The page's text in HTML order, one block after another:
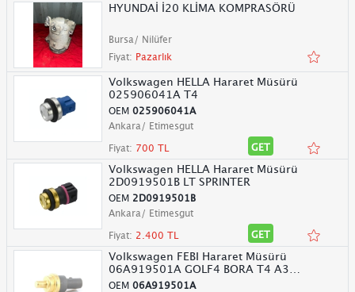
HYUNDAİ İ20 KLİMA KOMPRASÖRÜ
Bursa/ Nilüfer
Fiyat: Pazarlık
Volkswagen HELLA Hararet Müsürü
025906041A T4
OEM 025906041A
Ankara/ Etimesgut
Fiyat: 700 TL GET
Volkswagen HELLA Hararet Müsürü
2D0919501B LT SPRINTER
OEM 2D0919501B
Ankara/ Etimesgut
Fiyat: 2.400 TL GET
Volkswagen FEBI Hararet Müsürü
06A919501A GOLF4 BORA T4 A3
TOLEDO
OEM 06A919501A